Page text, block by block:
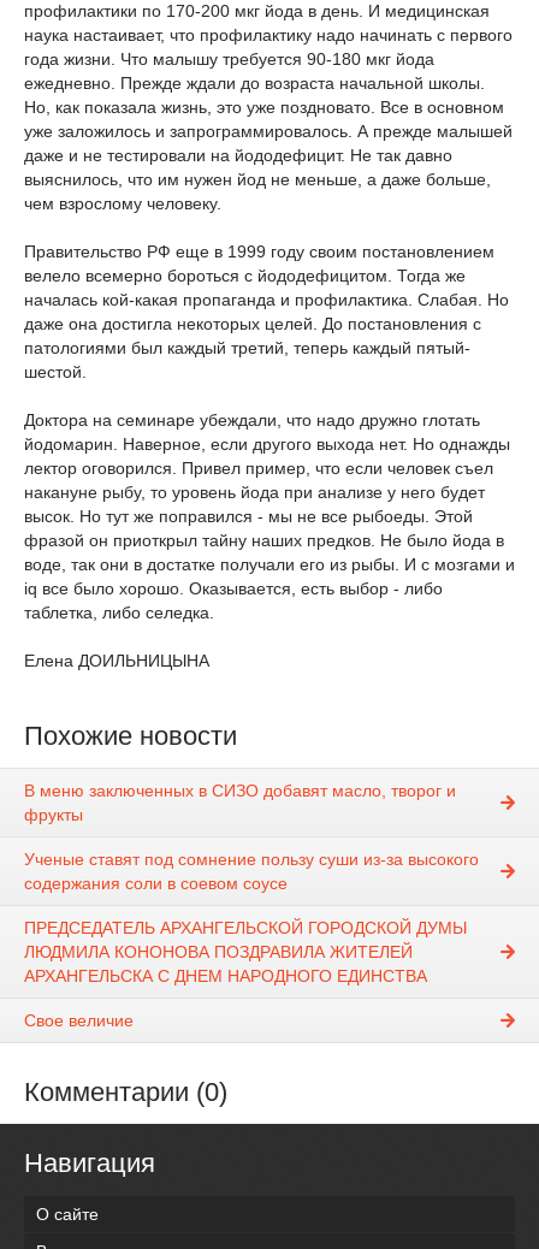
профилактики по 170-200 мкг йода в день. И медицинская
наука настаивает, что профилактику надо начинать с первого
года жизни. Что малышу требуется 90-180 мкг йода
ежедневно. Прежде ждали до возраста начальной школы.
Но, как показала жизнь, это уже поздновато. Все в основном
уже заложилось и запрограммировалось. А прежде малышей
даже и не тестировали на йододефицит. Не так давно
выяснилось, что им нужен йод не меньше, а даже больше,
чем взрослому человеку.
Правительство РФ еще в 1999 году своим постановлением
велело всемерно бороться с йододефицитом. Тогда же
началась кой-какая пропаганда и профилактика. Слабая. Но
даже она достигла некоторых целей. До постановления с
патологиями был каждый третий, теперь каждый пятый-
шестой.
Доктора на семинаре убеждали, что надо дружно глотать
йодомарин. Наверное, если другого выхода нет. Но однажды
лектор оговорился. Привел пример, что если человек съел
накануне рыбу, то уровень йода при анализе у него будет
высок. Но тут же поправился - мы не все рыбоеды. Этой
фразой он приоткрыл тайну наших предков. Не было йода в
воде, так они в достатке получали его из рыбы. И с мозгами и
iq все было хорошо. Оказывается, есть выбор - либо
таблетка, либо селедка.
Елена ДОИЛЬНИЦЫНА
Похожие новости
В меню заключенных в СИЗО добавят масло, творог и
фрукты
Ученые ставят под сомнение пользу суши из-за высокого
содержания соли в соевом соусе
ПРЕДСЕДАТЕЛЬ АРХАНГЕЛЬСКОЙ ГОРОДСКОЙ ДУМЫ
ЛЮДМИЛА КОНОНОВА ПОЗДРАВИЛА ЖИТЕЛЕЙ
АРХАНГЕЛЬСКА С ДНЕМ НАРОДНОГО ЕДИНСТВА
Свое величие
Комментарии (0)
Навигация
О сайте